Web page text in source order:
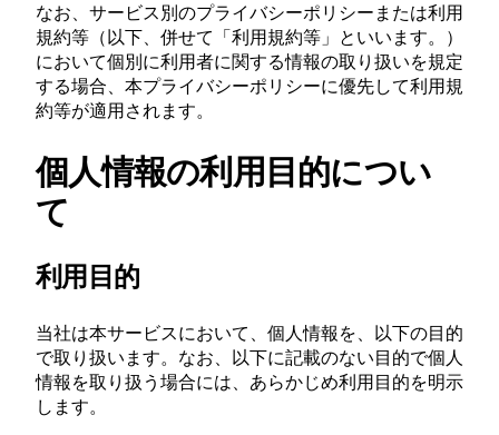
なお、サービス別のプライバシーポリシーまたは利用
規約等（以下、併せて「利用規約等」といいます。）
において個別に利用者に関する情報の取り扱いを規定
する場合、本プライバシーポリシーに優先して利用規
約等が適用されます。
個人情報の利用目的につい
て
利用目的
当社は本サービスにおいて、個人情報を、以下の目的
で取り扱います。なお、以下に記載のない目的で個人
情報を取り扱う場合には、あらかじめ利用目的を明示
します。